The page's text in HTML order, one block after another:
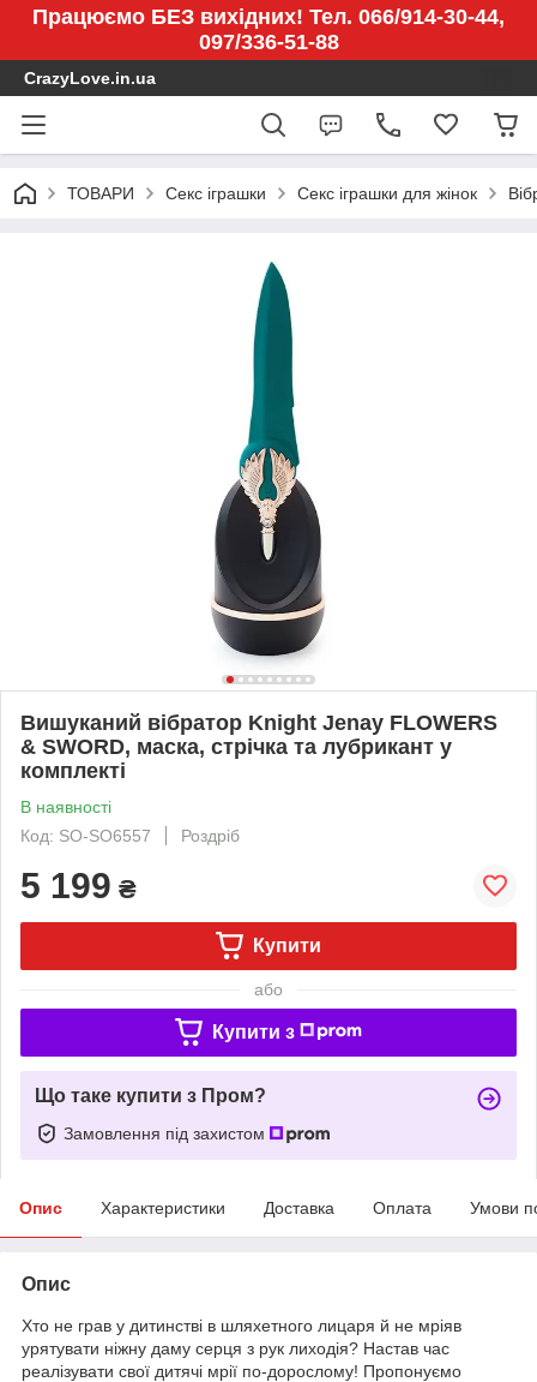
Працюємо БЕЗ вихідних! Тел. 066/914-30-44,
097/336-51-88
CrazyLove.in.ua
ТОВАРИ Секс іграшки Секс іграшки для жінок
Вишуканий вібратор Knight Jenay FLOWERS
& SWORD, маска, стрічка та лубрикант у
комплекті
В наявності
Код: SO-SO6557
Роздріб
5 199 ₴
Купити
або
Купити з
Що таке купити з Пром?
Замовлення під захистом
Опис Характеристики Доставка Оплата Умови
Опис
Хто не грав у дитинстві в шляхетного лицаря й не мріяв
урятувати ніжну даму серця з рук лиходія? Настав час
реалізувати свої дитячі мрії по-дорослому! Пропонуємо